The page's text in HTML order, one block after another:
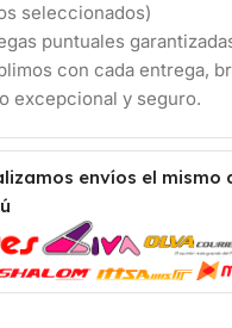
seleccionados)
puntuales
con cada entrega,
excepcional y seguro.
envíos el mismo